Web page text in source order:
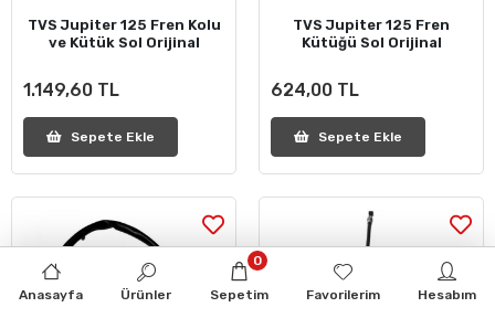
TVS Jupiter 125 Fren Kolu
ve Kütük Sol Orijinal
1.149,60 TL
Sepete Ekle
TVS Jupiter 125 Fren
Kütüğü Sol Orijinal
624,00 TL
Sepete Ekle
Anasayfa Ürünler Sepetim
0
Favorilerim Hesabım